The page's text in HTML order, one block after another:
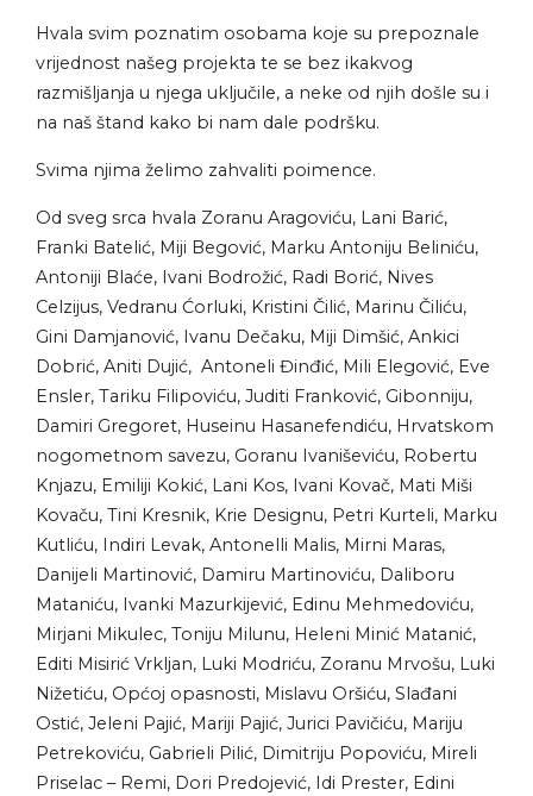
Hvala svim poznatim osobama koje su prepoznale
vrijednost našeg projekta te se bez ikakvog
razmišljanja u njega uključile, a neke od njih došle su i
na naš štand kako bi nam dale podršku.
Svima njima želimo zahvaliti poimence.
Od sveg srca hvala Zoranu Aragoviću, Lani Barić,
Franki Batelić, Miji Begović, Marku Antoniju Beliniću,
Antoniji Blaće, Ivani Bodrožić, Radi Borić, Nives
Celzijus, Vedranu Ćorluki, Kristini Čilić, Marinu Čiliću,
Gini Damjanović, Ivanu Dečaku, Miji Dimšić, Ankici
Dobrić, Aniti Dujić, Antoneli Đinđić, Mili Elegović, Eve
Ensler, Tariku Filipoviću, Juditi Franković, Gibonniju,
Damiri Gregoret, Huseinu Hasanefendiću, Hrvatskom
nogometnom savezu, Goranu Ivaniševiću, Robertu
Knjazu, Emiliji Kokić, Lani Kos, Ivani Kovač, Mati Miši
Kovaču, Tini Kresnik, Krie Designu, Petri Kurteli, Marku
Kutliću, Indiri Levak, Antonelli Malis, Mirni Maras,
Danijeli Martinović, Damiru Martinoviću, Daliboru
Mataniću, Ivanki Mazurkijević, Edinu Mehmedoviću,
Mirjani Mikulec, Toniju Milunu, Heleni Minić Matanić,
Editi Misirić Vrkljan, Luki Modriću, Zoranu Mrvošu, Luki
Nižetiću, Općoj opasnosti, Mislavu Oršiću, Slađani
Ostić, Jeleni Pajić, Mariji Pajić, Jurici Pavičiću, Mariju
Petrekoviću, Gabrieli Pilić, Dimitriju Popoviću, Mireli
Priselac – Remi, Dori Predojević, Idi Prester, Edini